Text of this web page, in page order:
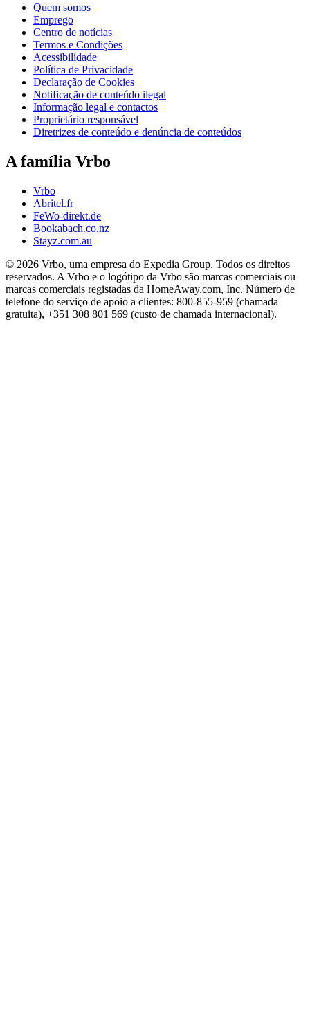
Quem somos
Emprego
Centro de notícias
Termos e Condições
Acessibilidade
Política de Privacidade
Declaração de Cookies
Notificação de conteúdo ilegal
Informação legal e contactos
Proprietário responsável
Diretrizes de conteúdo e denúncia de conteúdos
A família Vrbo
Vrbo
Abritel.fr
FeWo-direkt.de
Bookabach.co.nz
Stayz.com.au
© 2026 Vrbo, uma empresa do Expedia Group. Todos os direitos
reservados. A Vrbo e o logótipo da Vrbo são marcas comerciais ou
marcas comerciais registadas da HomeAway.com, Inc. Número de
telefone do serviço de apoio a clientes: 800-855-959 (chamada
gratuita), +351 308 801 569 (custo de chamada internacional).